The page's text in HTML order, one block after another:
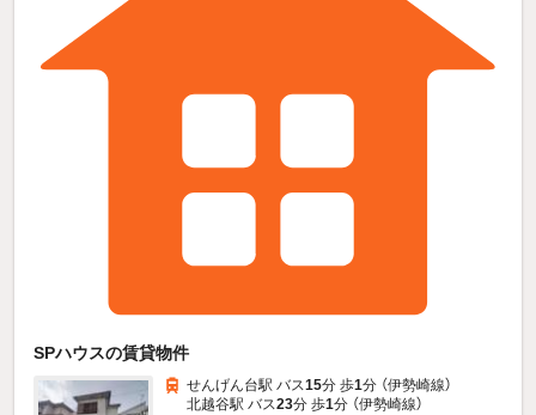
SPハウスの賃貸物件
せんげん台駅 バス15分 歩1分 （伊勢崎線）
北越谷駅 バス23分 歩1分 （伊勢崎線）